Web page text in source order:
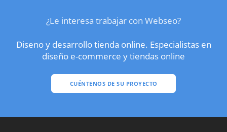
¿Le interesa trabajar con Webseo?
Diseno y desarrollo tienda online. Especialistas en
diseño e-commerce y tiendas online
CUÉNTENOS DE SU PROYECTO